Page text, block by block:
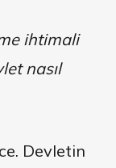
ihtimali
nasıl
Devletin